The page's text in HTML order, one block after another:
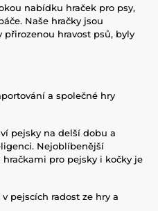
nabídku hraček pro psy,
Naše hračky jsou
přirozenou hravost psů, byly
a společné hry
pejsky na delší dobu a
Nejoblíbenější
pro pejsky i kočky je
pejscích radost ze hry a